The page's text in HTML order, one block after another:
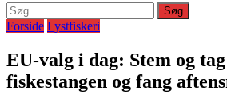
Søg
efter:
Forside Lystfiskeri
EU-valg i dag: Stem og
fiskestangen og fang